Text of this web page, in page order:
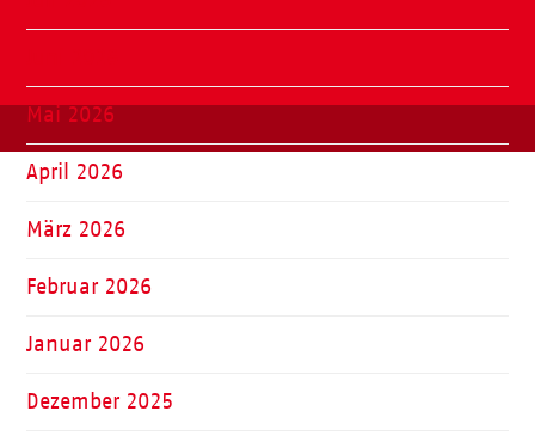
Mai 2026
April 2026
März 2026
Februar 2026
Januar 2026
Dezember 2025